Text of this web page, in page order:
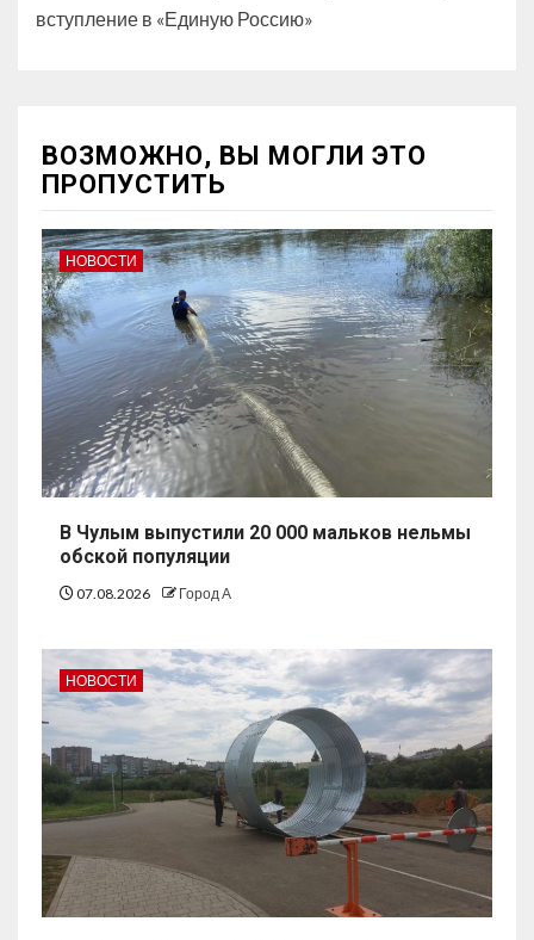
вступление в «Единую Россию»
ВОЗМОЖНО, ВЫ МОГЛИ ЭТО
ПРОПУСТИТЬ
НОВОСТИ
В Чулым выпустили 20 000 мальков нельмы
обской популяции
07.08.2026 Город А
НОВОСТИ